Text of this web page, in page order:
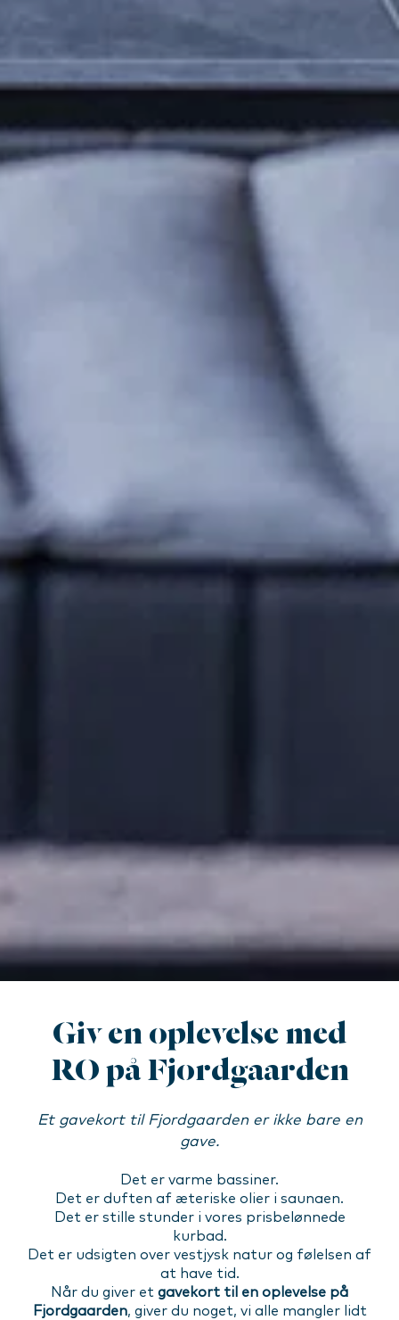
Giv en oplevelse med
RO på Fjordgaarden
Et gavekort til Fjordgaarden er ikke bare en
gave.
Det er varme bassiner.
Det er duften af æteriske olier i saunaen.
Det er stille stunder i vores prisbelønnede
kurbad.
Det er udsigten over vestjysk natur og følelsen af
at have tid.
Når du giver et gavekort til en oplevelse på
Fjordgaarden, giver du noget, vi alle mangler lidt